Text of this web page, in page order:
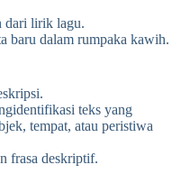
dari lirik lagu.
baru dalam rumpaka kawih.
teks yang
tempat, atau peristiwa
frasa deskriptif.